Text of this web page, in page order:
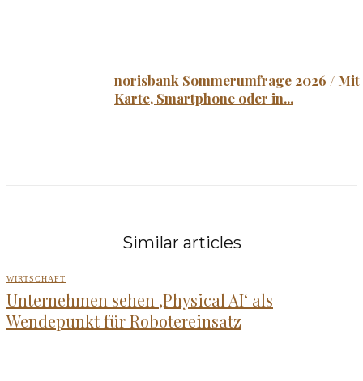
norisbank Sommerumfrage 2026 / Mit
Karte, Smartphone oder in...
Similar articles
WIRTSCHAFT
Unternehmen sehen ‚Physical AI‘ als
Wendepunkt für Robotereinsatz